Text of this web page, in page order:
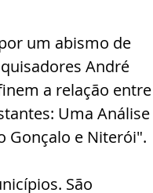
um abismo de
André
a relação entre
Uma Análise
Gonçalo e Niterói".
São